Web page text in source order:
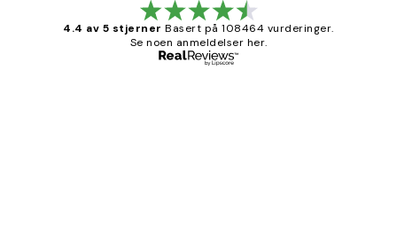
4.4 av 5 stjerner Basert på 108464 vurderinger.
Se noen anmeldelser her.